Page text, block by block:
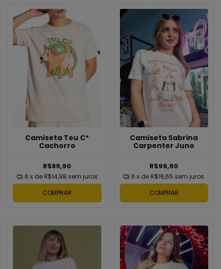
Camiseta Teu C*
Cachorro
R$89,90
6 x de R$14,98 sem juros
COMPRAR
Camiseta Sabrina
Carpenter Juno
R$99,90
6 x de R$16,65 sem juros
COMPRAR